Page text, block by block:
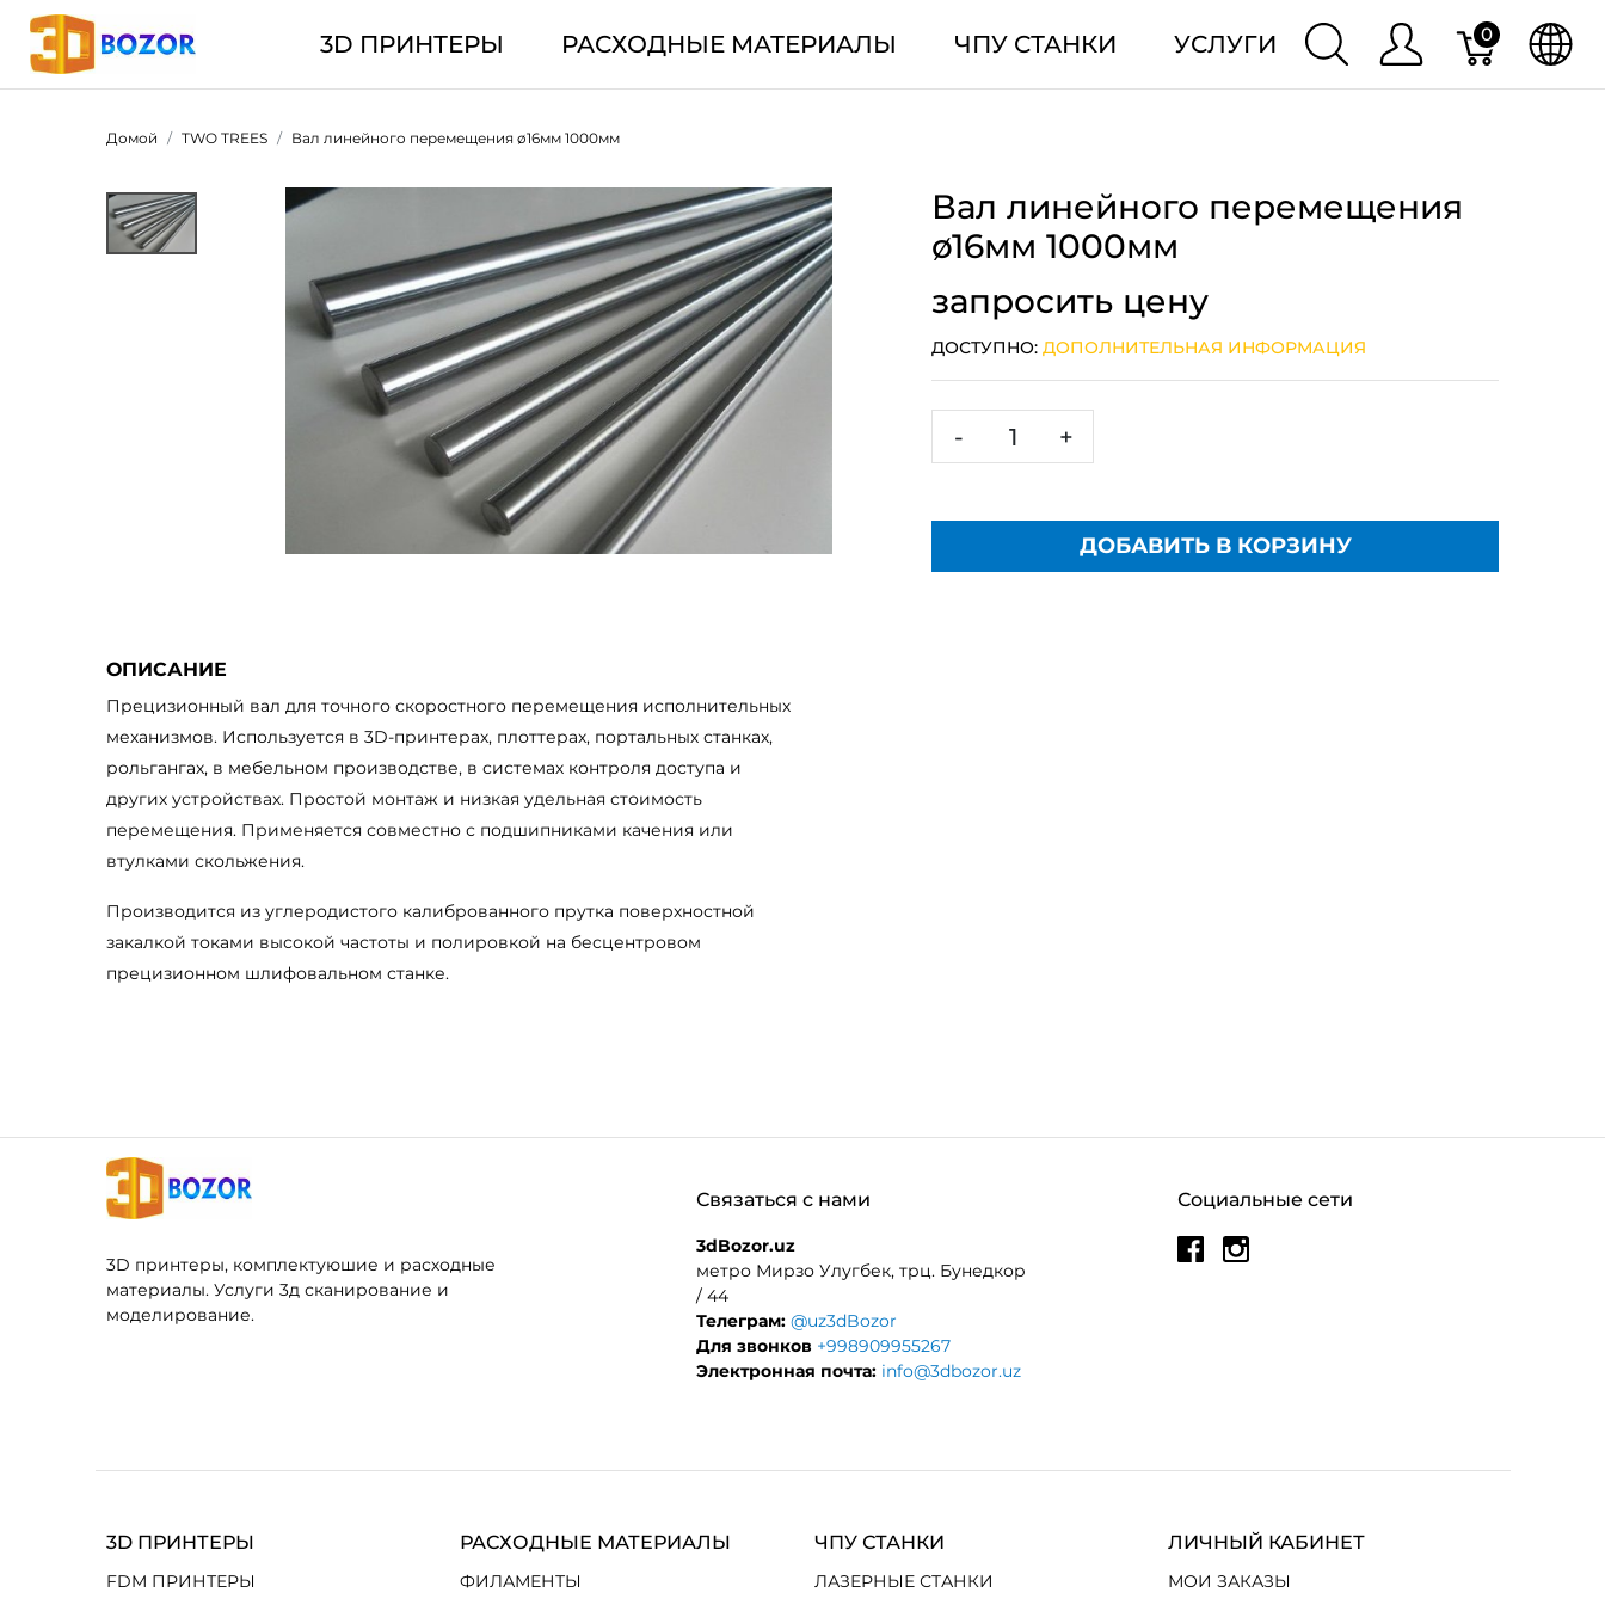
3D ПРИНТЕРЫ РАСХОДНЫЕ МАТЕРИАЛЫ ЧПУ СТАНКИ УСЛУГИ 0
Домой TWO TREES Вал линейного перемещения ø16мм 1000мм
Вал линейного перемещения
ø16мм 1000мм
запросить цену
ДОСТУПНО:ДОПОЛНИТЕЛЬНАЯ ИНФОРМАЦИЯ
- +
ДОБАВИТЬ В КОРЗИНУ
ОПИСАНИЕ
Прецизионный вал для точного скоростного перемещения исполнительных
механизмов. Используется в 3D-принтерах, плоттерах, портальных станках,
рольгангах, в мебельном производстве, в системах контроля доступа и
других устройствах. Простой монтаж и низкая удельная стоимость
перемещения. Применяется совместно с подшипниками качения или
втулками скольжения.
Производится из углеродистого калиброванного прутка поверхностной
закалкой токами высокой частоты и полировкой на бесцентровом
прецизионном шлифовальном станке.
3D принтеры, комплектуюшие и расходные
материалы. Услуги 3д сканирование и
моделирование.
Социальные сети
Связаться с нами
3dBozor.uz
метро Мирзо Улугбек, трц. Бунедкор
/ 44
Телеграм: @uz3dBozor
Для звонков +998909955267
Электронная почта: info@3dbozor.uz
3D ПРИНТЕРЫ
FDM ПРИНТЕРЫ
РАСХОДНЫЕ МАТЕРИАЛЫ
ФИЛАМЕНТЫ
ЧПУ СТАНКИ
ЛАЗЕРНЫЕ СТАНКИ
ЛИЧНЫЙ КАБИНЕТ
МОИ ЗАКАЗЫ